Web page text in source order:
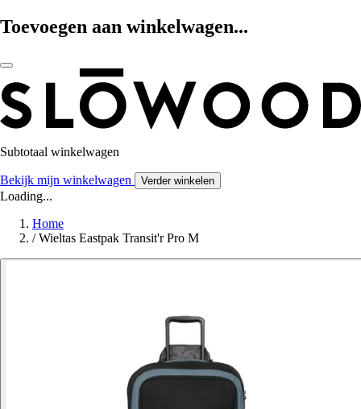
Toevoegen aan winkelwagen...
Subtotaal winkelwagen
Bekijk mijn winkelwagen Verder winkelen
Loading...
Home
/ Wieltas Eastpak Transit'r Pro M